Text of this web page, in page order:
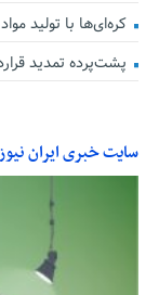
کره‌ای‌ها با تولید
پشت‌پرده تمدید
سایت خبری ایران